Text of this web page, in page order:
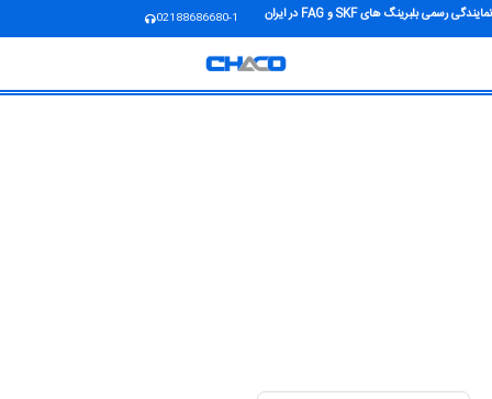
نمایندگی رسمی بلبرینگ های SKF و FAG در ایران 02188686680-1